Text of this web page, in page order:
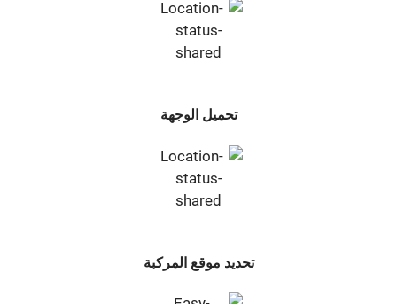
تحميل الوجهة
تحديد موقع المركبة